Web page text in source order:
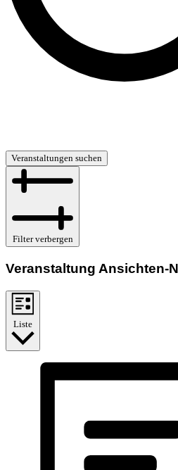
Veranstaltungen suchen
Filter verbergen
Veranstaltung Ansichten-
Liste